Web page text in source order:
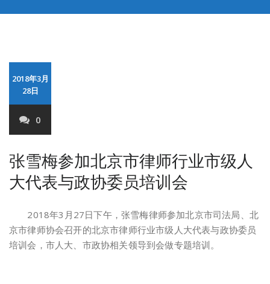
2018年3月
28日
0
张雪梅参加北京市律师行业市级人
大代表与政协委员培训会
2018年3月27日下午，张雪梅律师参加北京市司法局、北
京市律师协会召开的北京市律师行业市级人大代表与政协委员
培训会，市人大、市政协相关领导到会做专题培训。